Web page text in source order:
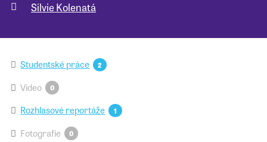
Pro školySilvie Kolenatá
Studentské práce 2
Video 0
Rozhlasové reportáže 1
Fotografie 0